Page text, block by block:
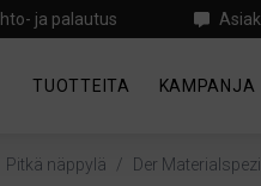
ja palautus
TUOTTEITA KAMPANJA
Pitkä näppylä / Der